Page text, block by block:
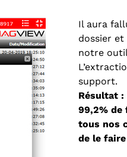
Il aura
dossier
notre
support.
Résultat :
99,2% de
tous nos
de le